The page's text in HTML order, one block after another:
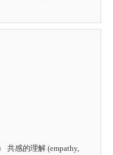
共感的理解 (empathy,